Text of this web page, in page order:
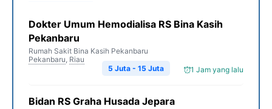
Dokter Umum Hemodialisa RS Bina Kasih
Pekanbaru
Rumah Sakit Bina Kasih Pekanbaru
Pekanbaru, Riau
1 Jam yang lalu
5 Juta - 15 Juta
Bidan RS Graha Husada Jepara